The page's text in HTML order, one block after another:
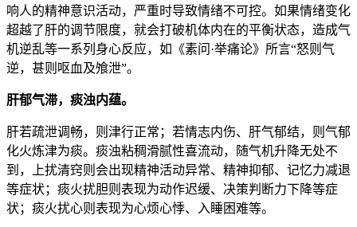
响人的精神意识活动，严重时导致情绪不可控。如果情绪变化
超越了肝的调节限度，就会打破机体内在的平衡状态，造成气
机逆乱等一系列身心反应，如《素问·举痛论》所言“怒则气
逆，甚则呕血及飧泄”。
肝郁气滞，痰浊内蕴。
肝若疏泄调畅，则津行正常；若情志内伤、肝气郁结，则气郁
化火炼津为痰。痰浊粘稠滑腻性喜流动，随气机升降无处不
到，上扰清窍则会出现精神活动异常、精神抑郁、记忆力减退
等症状；痰火扰胆则表现为动作迟缓、决策判断力下降等症
状；痰火扰心则表现为心烦心悸、入睡困难等。